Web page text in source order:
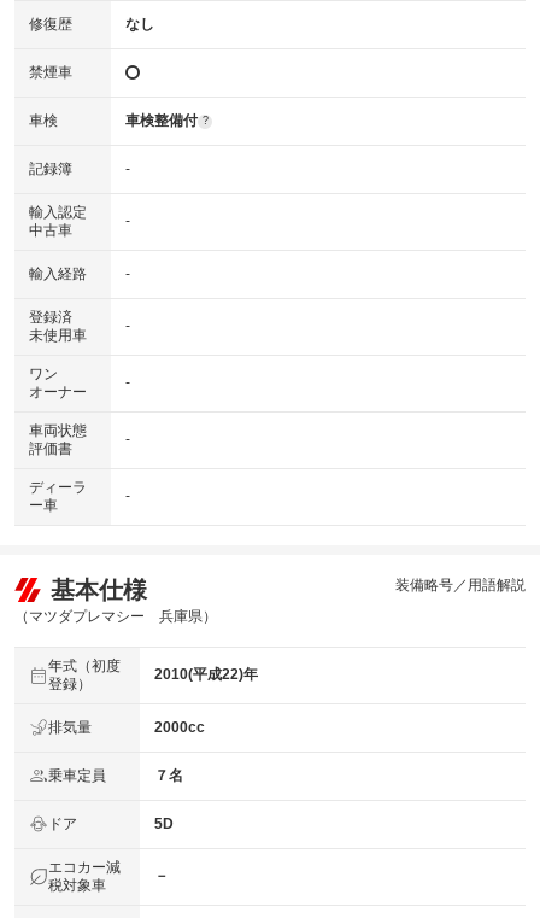
修復歴 なし
禁煙車
車検 車検整備付 ?
記録簿 -
輸入認定
中古車
-
輸入経路 -
登録済
未使用車
-
ワン
オーナー
-
車両状態
評価書
-
ディーラ
ー車
-
基本仕様
（マツダプレマシー 兵庫県）
装備略号／用語解説
年式（初度
登録）
2010(平成22)年
排気量 2000cc
乗車定員 ７名
ドア 5D
エコカー減
税対象車
－